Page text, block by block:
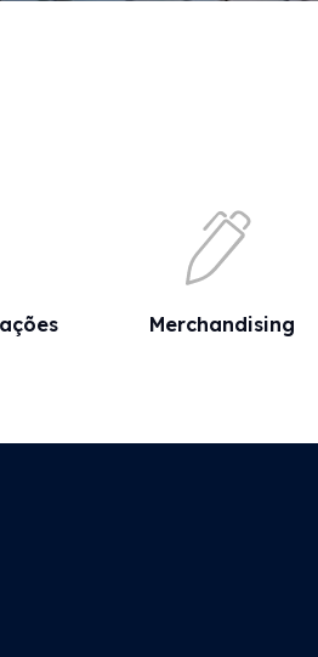
Merchandising